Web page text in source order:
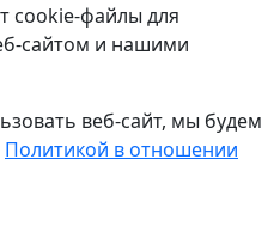
cookie-файлы для
сайтом и нашими
веб-сайт, мы будем
Политикой в отношении